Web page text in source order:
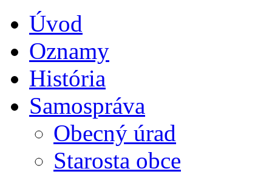
Úvod
Oznamy
História
Samospráva
Obecný úrad
Starosta obce